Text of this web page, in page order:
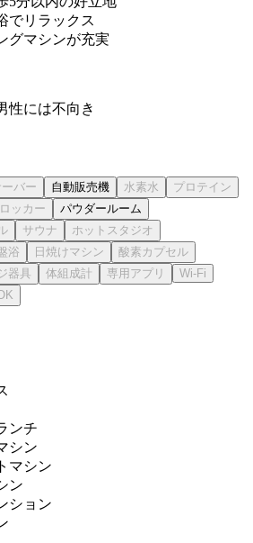
でリラックス
グマシンが充実
性には不向き
自動販売機
パウダールーム
ンチ
シン
マシン
ン
ション